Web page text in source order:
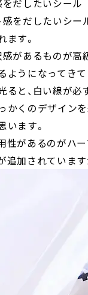
をだしたいシール
感をだしたいシー
ます。
感があるものが
ようになってきて
ると、白い線が必
かくのデザイン
います。
性があるのがハー
追加されていま